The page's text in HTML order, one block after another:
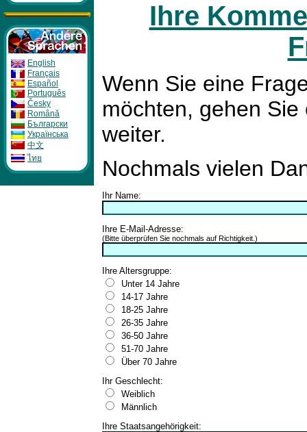
English
Français
Español
Português
Česky
Română
Бългapcки
Укpaïнcькa
中文
ไทย
Ihre
Wenn Sie eine
möchten, gehen
weiter.
Nochmals vielen
Ihr Name:
Ihre E-Mail-Adresse:
(Bitte überprüfen Sie nochmals auf Richtigkeit.)
Ihre Altersgruppe:
Unter 14 Jahre
14-17 Jahre
18-25 Jahre
26-35 Jahre
36-50 Jahre
51-70 Jahre
Über 70 Jahre
Ihr Geschlecht:
Weiblich
Männlich
Ihre Staatsangehörigkeit: